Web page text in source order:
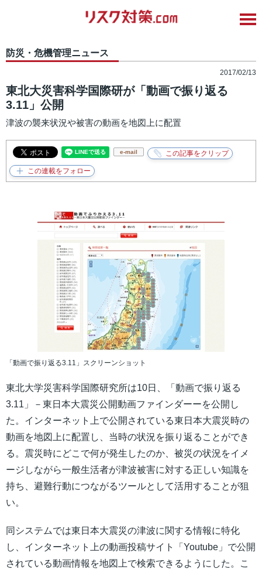
防災・危機管理ニュース
2017/02/13
東北大災害科学国際研が「動画で振り返る
3.11」公開
津波の襲来状況や被害の動画を地図上に配置
e-mail
「動画で振り返る3.11」スクリーンショット
東北大学災害科学国際研究所は10日、「動画で振り返る
3.11」－東日本大震災公開動画ファインダーーを公開し
た。インターネット上で公開されている東日本大震災時の
動画を地図上に配置し、当時の状況を振り返ることができ
る。震災時にどこで何が発生したのか、被災の状況をイメ
ージしながら一般生活者が津波被害に対する正しい知識を
持ち、避難行動につながるツールとして活用することが狙
い。
同システムでは東日本大震災の津波に関する情報に特化
し、インターネット上の動画投稿サイト「Youtube」で公開
されている動画情報を地図上で検索できるようにした。こ